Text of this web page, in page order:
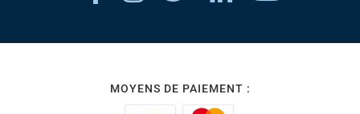
MOYENS DE PAIEMENT :